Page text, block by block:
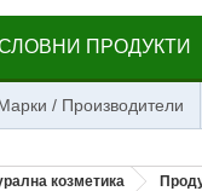
ПРОДУКТИ
/ Производители
козметика